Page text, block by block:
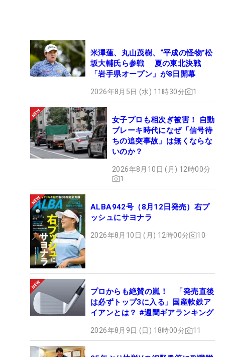
米澤蓮、丸山茂樹、“平成の怪物”松
坂大輔氏ら参戦 夏の東北決戦
「岩手県オープン」が8日開幕
2026年8月5日 (水) 11時30分 1
女子プロも相次ぎ被害！ 自動
ブレーキ時代になぜ「信号待
ちの追突事故」は無くならな
いのか？
2026年8月10日 (月) 12時00分
1
ALBA942号（8月12日発売）右プ
ッシュにサヨナラ
2026年8月10日 (月) 12時00分 10
プロからも絶賛の嵐！ 「発売直後
は必ずトップ3に入る」国産軟鉄ア
イアンとは？ #週間ギアランキング
2026年8月9日 (日) 18時00分 11